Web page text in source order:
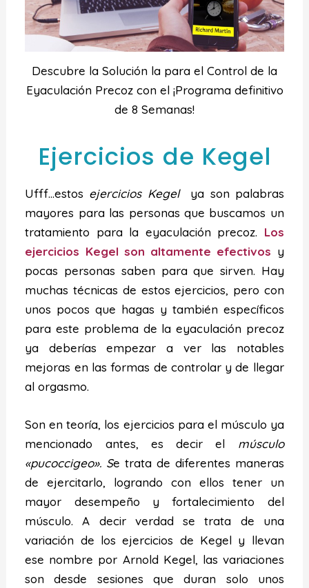
Descubre la Solución la para el Control de la
Eyaculación Precoz con el ¡Programa definitivo
de 8 Semanas!
Ejercicios de Kegel
Ufff…estos ejercicios Kegelya son palabras
mayores para las personas que buscamos un
tratamiento para la eyaculación precoz. Los
ejercicios Kegel son altamente efectivos y
pocas personas saben para que sirven. Hay
muchas técnicas de estos ejercicios, pero con
unos pocos que hagas y también específicos
para este problema de la eyaculación precoz
ya deberías empezar a ver las notables
mejoras en las formas de controlar y de llegar
al orgasmo.
Son en teoría, los ejercicios para el músculo ya
mencionado antes, es decir el músculo
«pucoccigeo». Se trata de diferentes maneras
de ejercitarlo, logrando con ellos tener un
mayor desempeño y fortalecimiento del
músculo. A decir verdad se trata de una
variación de los ejercicios de Kegel y llevan
ese nombre por Arnold Kegel, las variaciones
son desde sesiones que duran solo unos